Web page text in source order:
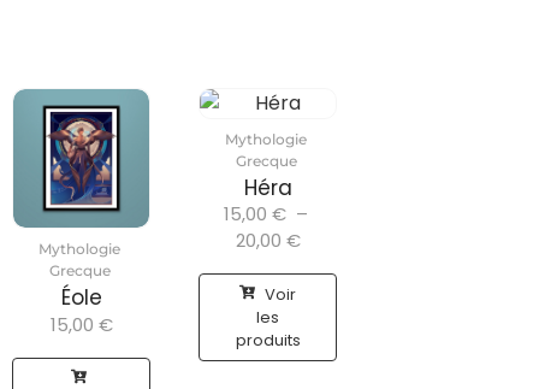
Mythologie
Grecque
Éole
15,00 €
Mythologie
Grecque
Héra
15,00 € –
20,00 €
Voir
les
produits